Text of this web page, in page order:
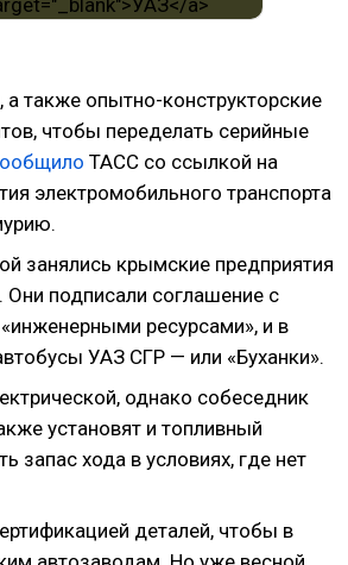
также опытно-конструкторские
чтобы переделать серийные
ТАСС со ссылкой на
электромобильного транспорта
занялись крымские предприятия
Они подписали соглашение с
ресурсами», и в
УАЗ СГР — или «Буханки».
однако собеседник
установят и топливный
запас хода в условиях, где нет
деталей, чтобы в